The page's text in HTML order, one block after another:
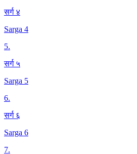
सर्ग ४
Sarga 4
5.
सर्ग ५
Sarga 5
6.
सर्ग ६
Sarga 6
7.